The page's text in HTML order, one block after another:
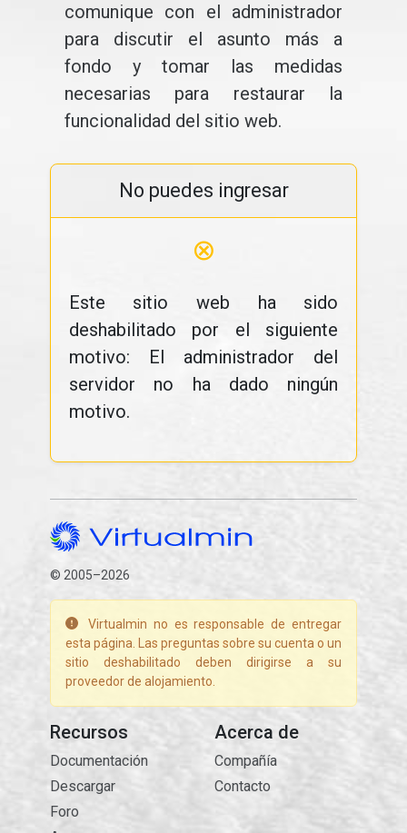
comunique con el administrador
para discutir el asunto más a
fondo y tomar las medidas
necesarias para restaurar la
funcionalidad del sitio web.
No puedes ingresar
⊗
Este sitio web ha sido
deshabilitado por el siguiente
motivo: El administrador del
servidor no ha dado ningún
motivo.
© 2005–2026
Virtualmin no es responsable de entregar
esta página. Las preguntas sobre su cuenta o un
sitio deshabilitado deben dirigirse a su
proveedor de alojamiento.
Recursos
Documentación
Descargar
Foro
Acerca de
Compañía
Contacto